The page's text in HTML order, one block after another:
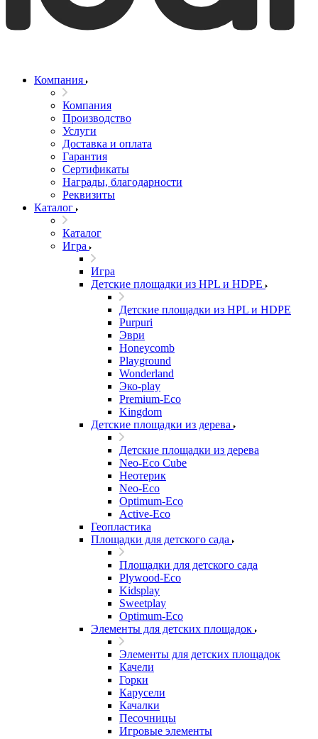
Компания
Компания
Производство
Услуги
Доставка и оплата
Гарантия
Сертификаты
Награды, благодарности
Реквизиты
Каталог
Каталог
Игра
Игра
Детские площадки из HPL и HDPE
Детские площадки из HPL и HDPE
Purpuri
Эври
Honeycomb
Playground
Wonderland
Эко-play
Premium-Eco
Kingdom
Детские площадки из дерева
Детские площадки из дерева
Neo-Eco Cube
Неотерик
Neo-Eco
Оptimum-Еco
Active-Eco
Геопластика
Площадки для детского сада
Площадки для детского сада
Plywood-Eco
Kidsplay
Sweetplay
Оptimum-Еco
Элементы для детских площадок
Элементы для детских площадок
Качели
Горки
Карусели
Качалки
Песочницы
Игровые элементы